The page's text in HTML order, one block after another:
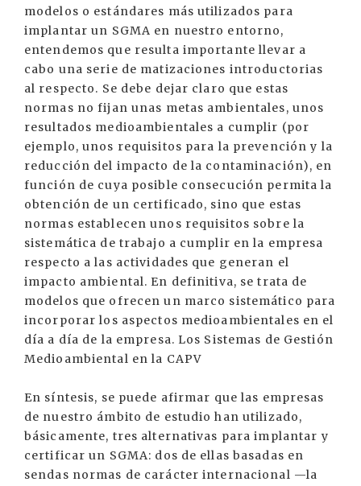
modelos o estándares más utilizados para
implantar un SGMA en nuestro entorno,
entendemos que resulta importante llevar a
cabo una serie de matizaciones introductorias
al respecto. Se debe dejar claro que estas
normas no fijan unas metas ambientales, unos
resultados medioambientales a cumplir (por
ejemplo, unos requisitos para la prevención y la
reducción del impacto de la contaminación), en
función de cuya posible consecución permita la
obtención de un certificado, sino que estas
normas establecen unos requisitos sobre la
sistemática de trabajo a cumplir en la empresa
respecto a las actividades que generan el
impacto ambiental. En definitiva, se trata de
modelos que ofrecen un marco sistemático para
incorporar los aspectos medioambientales en el
día a día de la empresa. Los Sistemas de Gestión
Medioambiental en la CAPV
En síntesis, se puede afirmar que las empresas
de nuestro ámbito de estudio han utilizado,
básicamente, tres alternativas para implantar y
certificar un SGMA: dos de ellas basadas en
sendas normas de carácter internacional —la